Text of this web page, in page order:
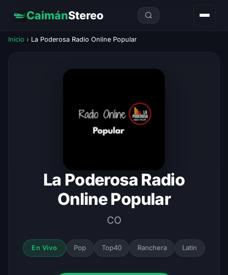
CaimánStereo
Inicio › La Poderosa Radio Online Popular
La Poderosa Radio
Online Popular
CO
En Vivo Pop Top40 Ranchera Latin